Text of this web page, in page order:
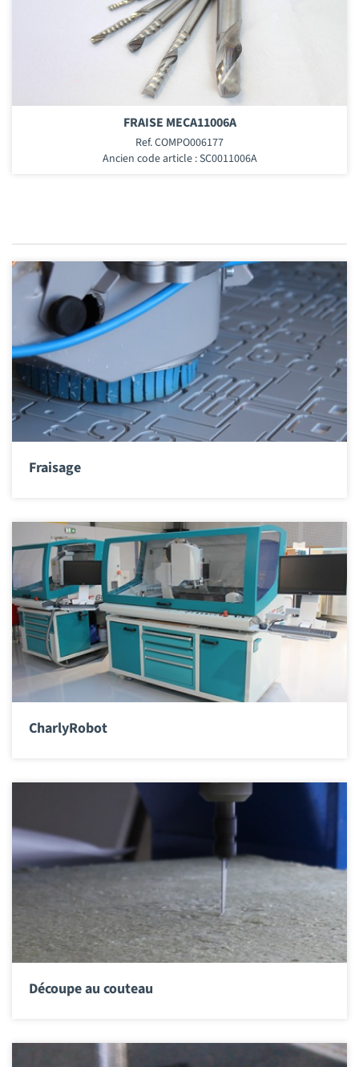
FRAISE MECA11006A
Ref. COMPO006177
Ancien code article : SC0011006A
Fraisage
CharlyRobot
Découpe au couteau